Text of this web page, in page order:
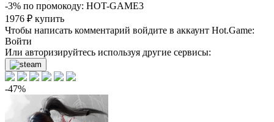
-3% по промокоду: HOT-GAME3
1976 ₽ купить
Чтобы написать комментарий войдите в аккаунт Hot.Game:
Войти
Или авторизируйтесь используя другие сервисы:
-47%